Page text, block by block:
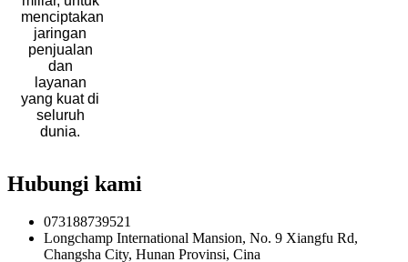
menciptakan
jaringan
penjualan
dan
layanan
yang kuat di
seluruh
dunia.
Hubungi kami
073188739521
Longchamp International Mansion, No. 9 Xiangfu Rd,
Changsha City, Hunan Provinsi, Cina